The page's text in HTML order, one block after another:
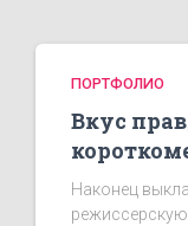
ПОРТФОЛИО
Вкус
Наконец